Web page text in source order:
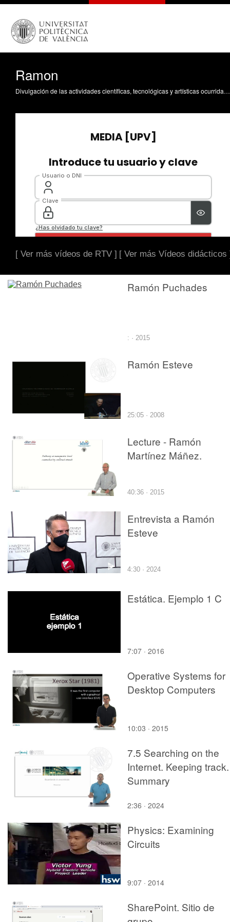
Ramon
Divulgación de las actividades científicas, tecnológicas y artísticas ocurridas en los tres campus de la UPV
[ Ver más vídeos de RTV ] [ Ver más Vídeos didácticos
Ramón Puchades
: · 2015
Ramón Esteve
25:05 · 2008
Lecture - Ramón
Martínez Máñez.
40:36 · 2015
Entrevista a Ramón
Esteve
4:30 · 2024
Estática. Ejemplo 1 C
7:07 · 2016
Operative Systems for
Desktop Computers
10:03 · 2015
7.5 Searching on the
Internet. Keeping track.
Summary
2:36 · 2024
Physics: Examining
Circuits
9:07 · 2014
SharePoint. Sitio de